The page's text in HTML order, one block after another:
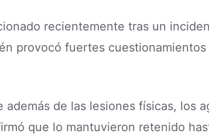
recientemente tras un
provocó fuertes
de las lesiones físicas, los
que lo mantuvieron retenido